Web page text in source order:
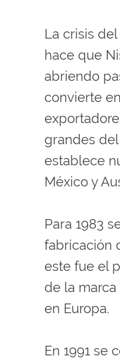
La crisis
hace que
abriendo
convierte
grandes
establece
México y
Para 1983
fabricación
este fue el
de la
en Europa.
En 1991 se